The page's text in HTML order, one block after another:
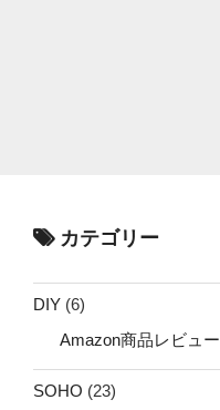
カテゴリー
DIY (6)
Amazon商品レビュー
SOHO (23)